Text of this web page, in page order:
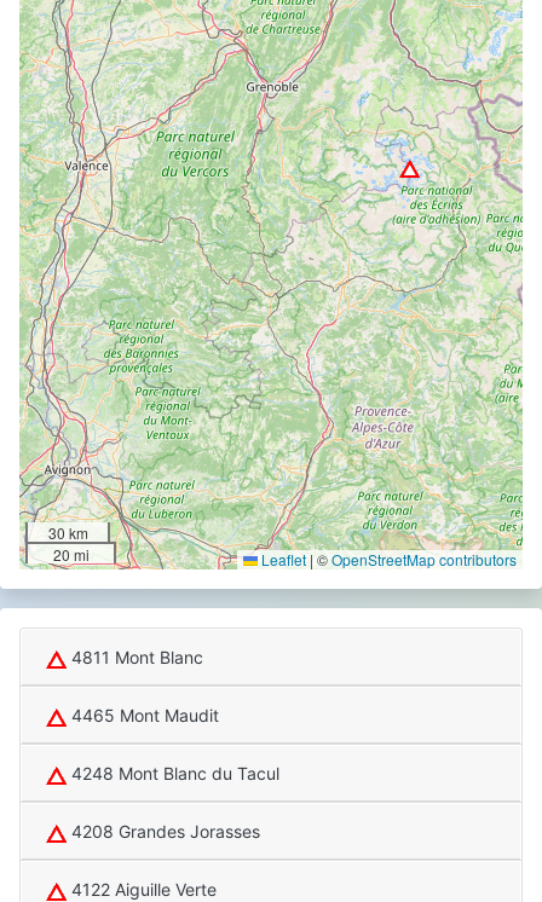
30 km
20 mi
Leaflet | ©OpenStreetMap contributors
4811 Mont Blanc
4465 Mont Maudit
4248 Mont Blanc du Tacul
4208 Grandes Jorasses
4122 Aiguille Verte